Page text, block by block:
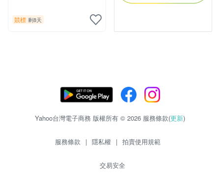
競標 剩8天
Yahoo台灣電子商務 版權所有 © 2026 服務條款(更新)
服務條款 | 隱私權 | 拍賣使用規範
交易安全